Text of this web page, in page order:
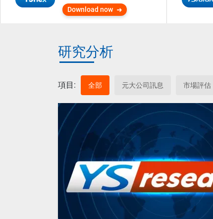
Download now
研究分析
項目: 全部 元大公司訊息 市場評估